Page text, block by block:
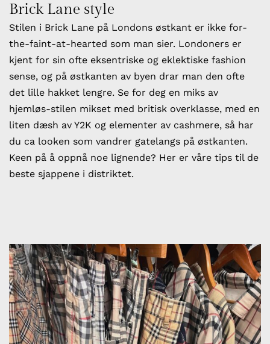
Brick Lane style
Stilen i Brick Lane på Londons østkant er ikke for-
the-faint-at-hearted som man sier. Londoners er
kjent for sin ofte eksentriske og eklektiske fashion
sense, og på østkanten av byen drar man den ofte
det lille hakket lengre. Se for deg en miks av
hjemløs-stilen mikset med britisk overklasse, med en
liten dæsh av Y2K og elementer av cashmere, så har
du ca looken som vandrer gatelangs på østkanten.
Keen på å oppnå noe lignende? Her er våre tips til de
beste sjappene i distriktet.